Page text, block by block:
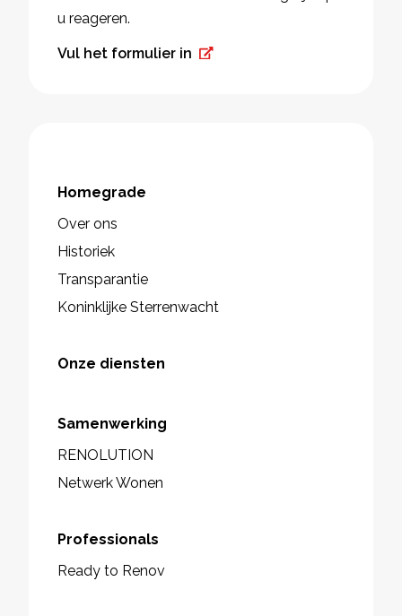
u reageren.
Vul het formulier in
Homegrade
Over ons
Historiek
Transparantie
Koninklijke Sterrenwacht
Onze diensten
Samenwerking
RENOLUTION
Netwerk Wonen
Professionals
Ready to Renov